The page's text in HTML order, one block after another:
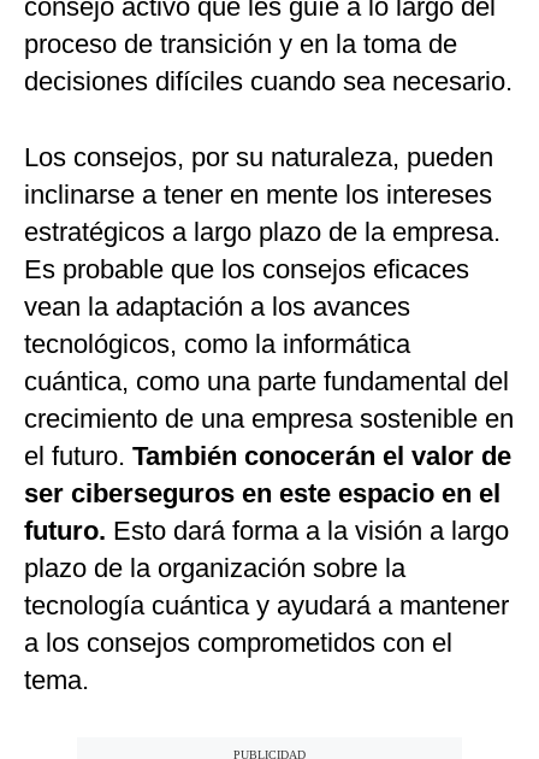
consejo activo que les guíe a lo largo del
proceso de transición y en la toma de
decisiones difíciles cuando sea necesario.
Los consejos, por su naturaleza, pueden
inclinarse a tener en mente los intereses
estratégicos a largo plazo de la empresa.
Es probable que los consejos eficaces
vean la adaptación a los avances
tecnológicos, como la informática
cuántica, como una parte fundamental del
crecimiento de una empresa sostenible en
el futuro. También conocerán el valor de
ser ciberseguros en este espacio en el
futuro. Esto dará forma a la visión a largo
plazo de la organización sobre la
tecnología cuántica y ayudará a mantener
a los consejos comprometidos con el
tema.